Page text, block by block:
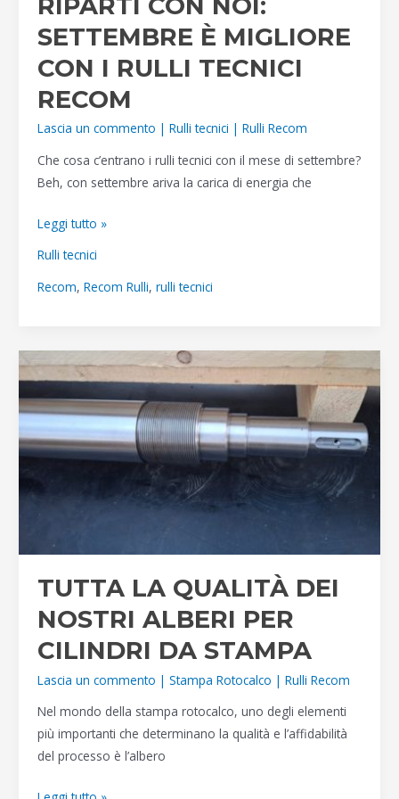
SETTEMBRE È MIGLIORE
CON I RULLI TECNICI
RECOM
Lascia un commento | Rulli tecnici | Rulli Recom
Che cosa c’entrano i rulli tecnici con il mese di settembre?
Beh, con settembre ariva la carica di energia che
RIPARTI
SETTEMBRE
CON
I
RULLI
TECNICI
RECOM
Leggi tutto »
Rulli tecnici
Recom, Recom Rulli, rulli tecnici
TUTTA LA QUALITÀ DEI
NOSTRI ALBERI PER
CILINDRI DA STAMPA
Lascia un commento | Stampa Rotocalco | Rulli Recom
Nel mondo della stampa rotocalco, uno degli elementi
più importanti che determinano la qualità e l’affidabilità
del processo è l’albero